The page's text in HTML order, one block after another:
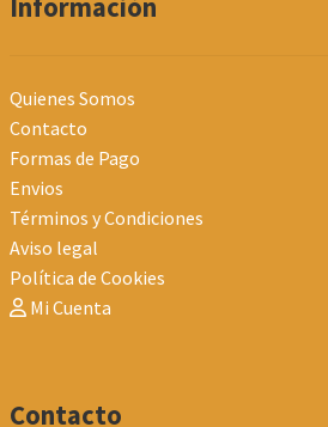
Información
Quienes Somos
Contacto
Formas de Pago
Envios
Términos y Condiciones
Aviso legal
Política de Cookies
Mi Cuenta
Contacto